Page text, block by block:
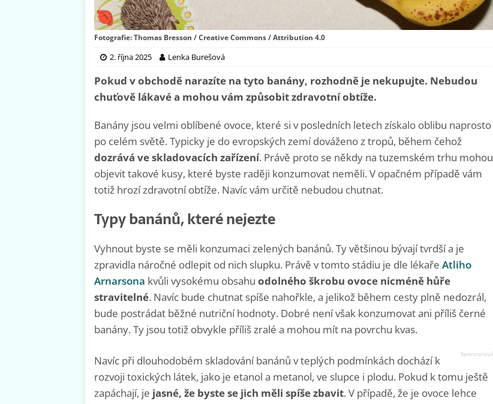
Fotografie: Thomas Bresson / Creative Commons / Attribution 4.0
2. října 2025 Lenka Burešová
Pokud v obchodě narazíte na tyto banány, rozhodně je nekupujte. Nebudou
chuťově lákavé a mohou vám způsobit zdravotní obtíže.
Banány jsou velmi oblíbené ovoce, které si v posledních letech získalo oblibu naprosto
po celém světě. Typicky je do evropských zemí dováženo z tropů, během čehož
dozrává ve skladovacích zařízení. Právě proto se někdy na tuzemském trhu mohou
objevit takové kusy, které byste raději konzumovat neměli. V opačném případě vám
totiž hrozí zdravotní obtíže. Navíc vám určitě nebudou chutnat.
Typy banánů, které nejezte
Vyhnout byste se měli konzumaci zelených banánů. Ty většinou bývají tvrdší a je
zpravidla náročné odlepit od nich slupku. Právě v tomto stádiu je dle lékaře Atliho
Arnarsona kvůli vysokému obsahu odolného škrobu ovoce nicméně hůře
stravitelné. Navíc bude chutnat spíše nahořkle, a jelikož během cesty plně nedozrál,
bude postrádat běžné nutriční hodnoty. Dobré není však konzumovat ani příliš černé
banány. Ty jsou totiž obvykle příliš zralé a mohou mít na povrchu kvas.
Navíc při dlouhodobém skladování banánů v teplých podmínkách dochází k
rozvoji toxických látek, jako je etanol a metanol, ve slupce i plodu. Pokud k tomu ještě
zapáchají, je jasné, že byste se jich měli spíše zbavit. V případě, že je ovoce lehce